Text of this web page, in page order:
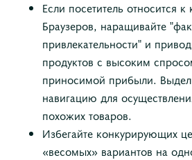
Если посетитель относится к
Браузеров, наращивайте
привлекательности" и
продуктов с высоким
приносимой прибыли.
навигацию для
похожих товаров.
Избегайте конкурирующих
«весомых» вариантов на